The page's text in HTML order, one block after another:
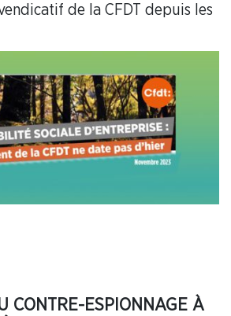
de la CFDT depuis les
CONTRE-ESPIONNAGE À